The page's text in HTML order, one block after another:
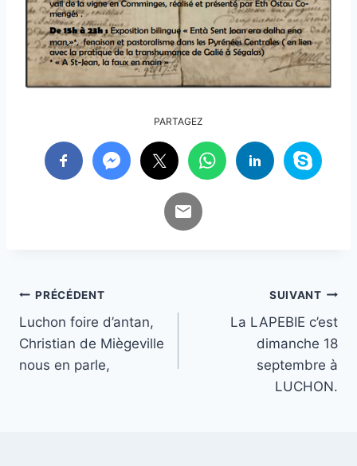
PARTAGEZ
Navigation
de
l’article
PRÉCÉDENT
Luchon foire d’antan,
Christian de Miègeville
nous en parle,
SUIVANT
La LAPEBIE c’est
dimanche 18
septembre à
LUCHON.